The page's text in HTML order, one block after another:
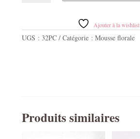
Ajouter à la wishlist
UGS : 32PC Catégorie : Mousse florale
Produits similaires